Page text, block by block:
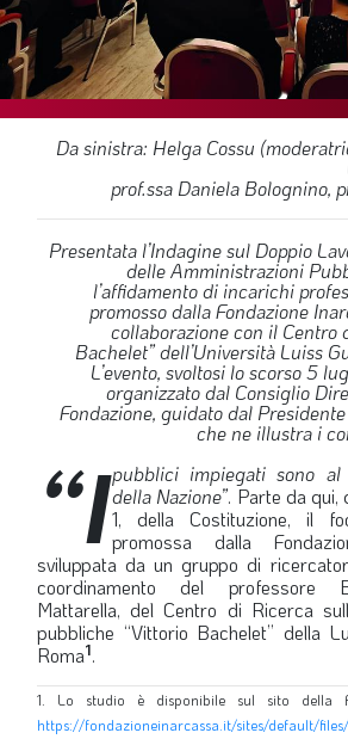
SOMMARIO
EDITORIALE
PREVIDENZA
FOCUS
PROFESSIONE
TERZA PAGINA
LE FOTO DEL FIL ROUGE
IN QUESTO NUMERO
SCENARIO ECONOMICO
SPAZIO APERTO
GOVERNANCE
FONDAZIONE
ASSOCIAZIONI
LA VIGNETTA DI EVASIO
SPECIALE
Da sinistra: Helga Cossu
prof.ssa Daniela Bolognino,
Presentata l’Indagine sul Doppio
delle Amministrazioni
l’affidamento di incarichi
promosso dalla Fondazione
collaborazione con il Centro
Bachelet” dell’Università Luiss
L’evento, svoltosi lo scorso 5
organizzato dal Consiglio
Fondazione, guidato dal
che ne illustra i
“Ipubblici impiegati sono al
della Nazione”. Parte da qui,
1, della Costituzione, il
promossa dalla
sviluppata da un gruppo di
coordinamento del professore
Mattarella, del Centro di Ricerca
pubbliche “Vittorio Bachelet” della
Roma1.
1. Lo studio è disponibile sul sito della
https://fondazioneinarcassa.it/sites/default/